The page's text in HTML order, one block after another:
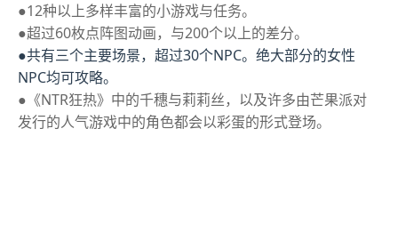
●12种以上多样丰富的小游戏与任务。
●超过60枚点阵图动画，与200个以上的差分。
●共有三个主要场景，超过30个NPC。绝大部分的女性
NPC均可攻略。
●《NTR狂热》中的千穗与莉莉丝，以及许多由芒果派对
发行的人气游戏中的角色都会以彩蛋的形式登场。